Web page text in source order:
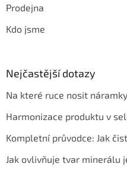
Prodejna
Kdo jsme
Nejčastější dotazy
Na které ruce nosit
Harmonizace produktu v
Kompletní průvodce: Jak
Jak ovlivňuje tvar minerálu